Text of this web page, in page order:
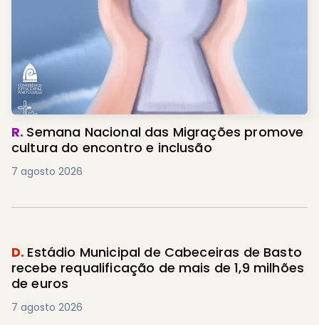
R. Semana Nacional das Migrações promove
cultura do encontro e inclusão
7 agosto 2026
D. Estádio Municipal de Cabeceiras de Basto
recebe requalificação de mais de 1,9 milhões
de euros
7 agosto 2026